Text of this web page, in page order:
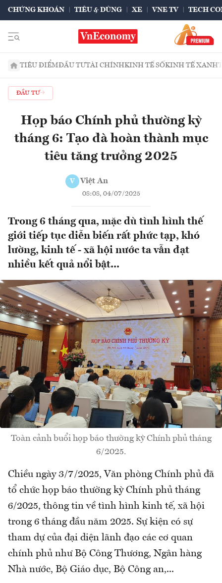
CHỨNG KHOÁN TIÊU & DÙNG XE VNE TV TECH
TIÊU ĐIỂMĐẦU TƯTÀI CHÍNHKINH TẾ SỐKINH TẾ XANH
ĐẦU TƯ
Họp báo Chính phủ thường kỳ
tháng 6: Tạo đà hoàn thành mục
tiêu tăng trưởng 2025
V Việt An
08:08, 04/07/2025
Trong 6 tháng qua, mặc dù tình hình thế
giới tiếp tục diễn biến rất phức tạp, khó
lường, kinh tế - xã hội nước ta vẫn đạt
nhiều kết quả nổi bật...
Toàn cảnh buổi họp báo thường kỳ Chính phủ tháng
6/2025.
Chiều ngày 3/7/2025, Văn phòng Chính phủ đã
tổ chức họp báo thường kỳ Chính phủ tháng
6/2025, thông tin về tình hình kinh tế, xã hội
trong 6 tháng đầu năm 2025. Sự kiện có sự
tham dự của đại diện lãnh đạo các cơ quan
chính phủ như Bộ Công Thương, Ngân hàng
Nhà nước, Bộ Giáo dục, Bộ Công an,...